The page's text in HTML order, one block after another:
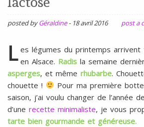
SOJA,
SANS
posted byGéraldine - 18 avril 2016 post a
L es légumes du printemps arrivent
en Alsace. Radis la semaine
asperges, et même rhubarbe.
chouette !
Pour ma première
saison, j’ai voulu changer de l’année
d’une recette minimaliste, je vous
tarte bien gourmande et généreuse.